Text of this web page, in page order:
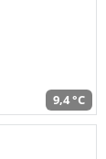
9,4 °C